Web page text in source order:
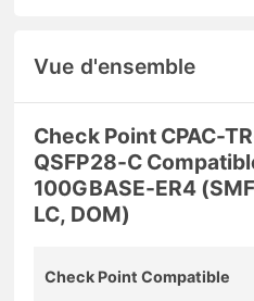
Vue d'ensemble
Check Point CPAC-
QSFP28-C
100GBASE-ER4
LC, DOM)
Check Point Compatible